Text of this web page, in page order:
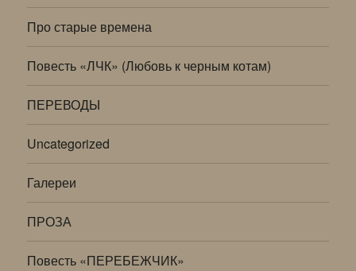
Про старые времена
Повесть «ЛЧК» (Любовь к черным котам)
ПЕРЕВОДЫ
Uncategorized
Галереи
ПРОЗА
Повесть «ПЕРЕБЕЖЧИК»